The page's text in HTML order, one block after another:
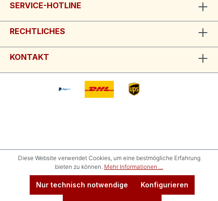
SERVICE-HOTLINE
RECHTLICHES
KONTAKT
Diese Website verwendet Cookies, um eine bestmögliche Erfahrung
bieten zu können. Mehr Informationen ...
Nur technisch notwendige Konfigurieren